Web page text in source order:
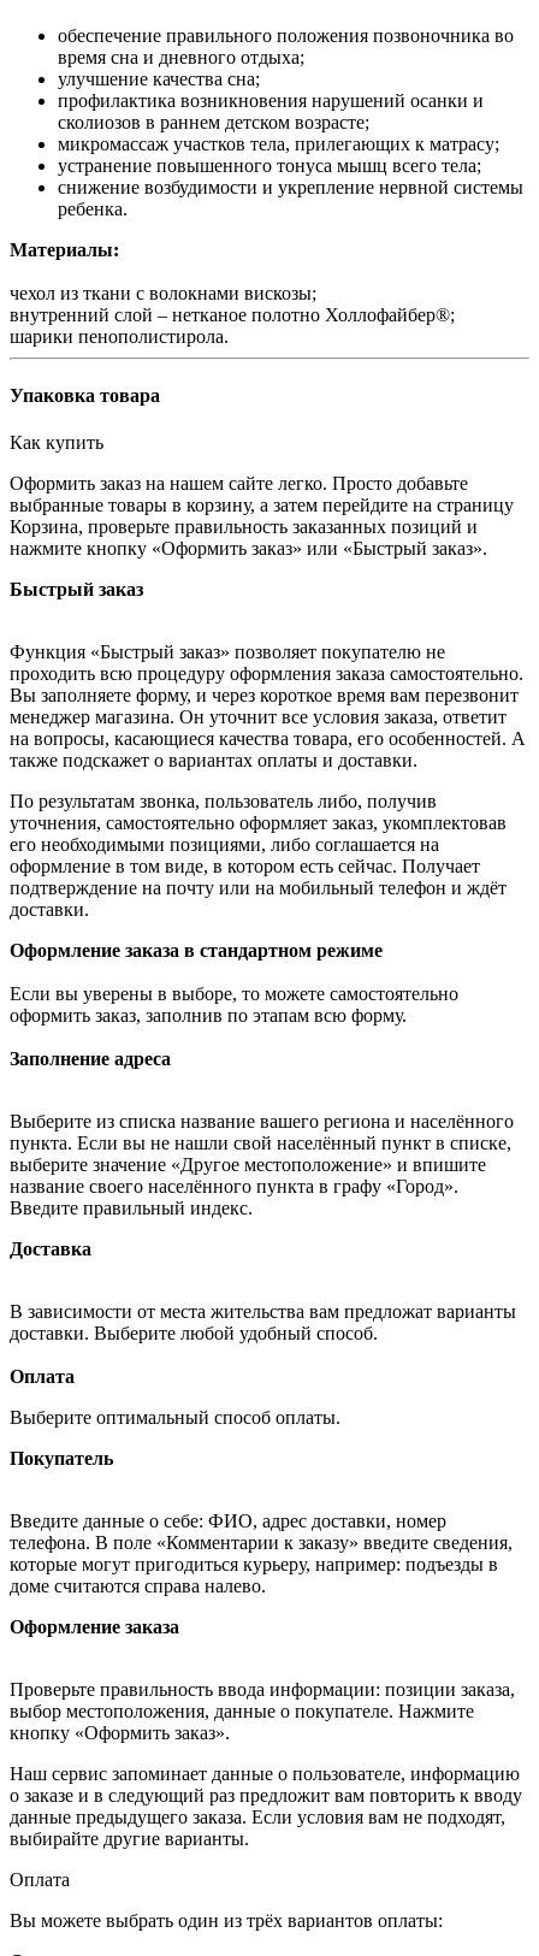
обеспечение правильного положения позвоночника во
время сна и дневного отдыха;
улучшение качества сна;
профилактика возникновения нарушений осанки и
сколиозов в раннем детском возрасте;
микромассаж участков тела, прилегающих к матрасу;
устранение повышенного тонуса мышц всего тела;
снижение возбудимости и укрепление нервной системы
ребенка.
Материалы:
чехол из ткани с волокнами вискозы;
внутренний слой – нетканое полотно Холлофайбер®;
шарики пенополистирола.
Упаковка товара
Как купить
Оформить заказ на нашем сайте легко. Просто добавьте
выбранные товары в корзину, а затем перейдите на страницу
Корзина, проверьте правильность заказанных позиций и
нажмите кнопку «Оформить заказ» или «Быстрый заказ».
Быстрый заказ
Функция «Быстрый заказ» позволяет покупателю не
проходить всю процедуру оформления заказа самостоятельно.
Вы заполняете форму, и через короткое время вам перезвонит
менеджер магазина. Он уточнит все условия заказа, ответит
на вопросы, касающиеся качества товара, его особенностей. А
также подскажет о вариантах оплаты и доставки.
По результатам звонка, пользователь либо, получив
уточнения, самостоятельно оформляет заказ, укомплектовав
его необходимыми позициями, либо соглашается на
оформление в том виде, в котором есть сейчас. Получает
подтверждение на почту или на мобильный телефон и ждёт
доставки.
Оформление заказа в стандартном режиме
Если вы уверены в выборе, то можете самостоятельно
оформить заказ, заполнив по этапам всю форму.
Заполнение адреса
Выберите из списка название вашего региона и населённого
пункта. Если вы не нашли свой населённый пункт в списке,
выберите значение «Другое местоположение» и впишите
название своего населённого пункта в графу «Город».
Введите правильный индекс.
Доставка
В зависимости от места жительства вам предложат варианты
доставки. Выберите любой удобный способ.
Оплата
Выберите оптимальный способ оплаты.
Покупатель
Введите данные о себе: ФИО, адрес доставки, номер
телефона. В поле «Комментарии к заказу» введите сведения,
которые могут пригодиться курьеру, например: подъезды в
доме считаются справа налево.
Оформление заказа
Проверьте правильность ввода информации: позиции заказа,
выбор местоположения, данные о покупателе. Нажмите
кнопку «Оформить заказ».
Наш сервис запоминает данные о пользователе, информацию
о заказе и в следующий раз предложит вам повторить к вводу
данные предыдущего заказа. Если условия вам не подходят,
выбирайте другие варианты.
Оплата
Вы можете выбрать один из трёх вариантов оплаты: